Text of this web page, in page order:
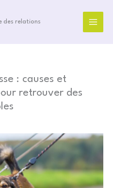
des relations
: causes et
retrouver des